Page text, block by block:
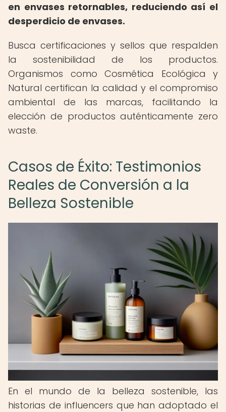
en envases retornables, reduciendo así el
desperdicio de envases.
Busca certificaciones y sellos que respalden
la sostenibilidad de los productos.
Organismos como Cosmética Ecológica y
Natural certifican la calidad y el compromiso
ambiental de las marcas, facilitando la
elección de productos auténticamente zero
waste.
Casos de Éxito: Testimonios
Reales de Conversión a la
Belleza Sostenible
En el mundo de la belleza sostenible, las
historias de influencers que han adoptado el